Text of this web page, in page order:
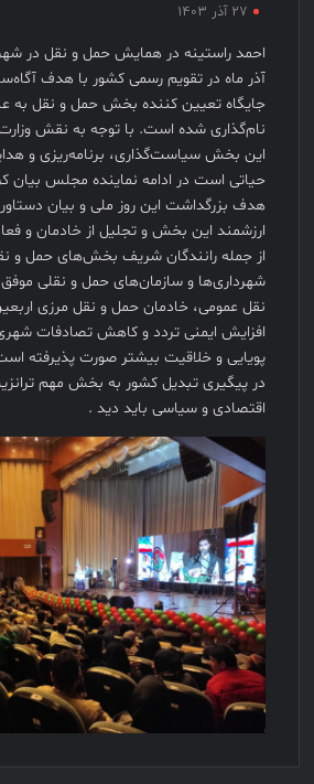
۲۷ آذر ۱۴۰۳
آذر ماه در تقویم رسمی کشور با هدف
جایگاه تعیین کننده بخش حمل و نقل به
نام‌گذاری شده است. با توجه به نقش
این بخش سیاست‌گذاری، برنامه‌ریزی و
حیاتی است در ادامه نماینده مجلس بیان
هدف بزرگداشت این روز ملی و بیان
ارزشمند این بخش و تجلیل از خادمان و
از جمله رانندگان شریف بخش‌های حمل و
شهرداری‌ها و سازمان‌های حمل و نقلی
نقل عمومی، خادمان حمل و نقل مرزی
افزایش ایمنی تردد و کاهش تصادفات
پویایی و خلاقیت بیشتر صورت پذیرفته
در پیگیری تبدیل کشور به بخش مهم
اقتصادی و سیاسی باید دید .